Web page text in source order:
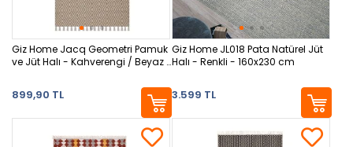
Giz Home Jacq Geometri Pamuk
ve Jüt Halı - Kahverengi / Beyaz -
899,90 TL
Giz Home JL018 Pata Natürel Jüt
Halı - Renkli - 160x230 cm
3.599 TL